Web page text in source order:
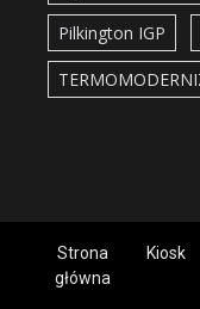
Pilkington IGP
Strona
główna
Kiosk